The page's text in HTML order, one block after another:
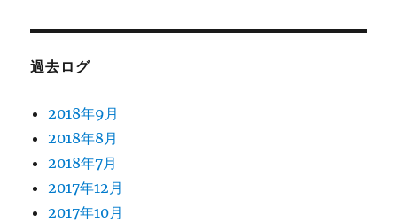
過去ログ
2018年9月
2018年8月
2018年7月
2017年12月
2017年10月